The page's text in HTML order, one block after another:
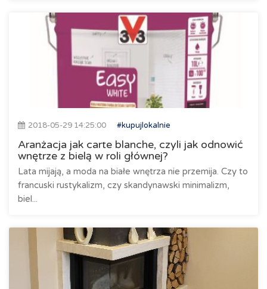
2018-05-29 14:25:00 #kupujlokalnie
Aranżacja jak carte blanche, czyli jak odnowić
wnętrze z bielą w roli głównej?
Lata mijają, a moda na białe wnętrza nie przemija. Czy to
francuski rustykalizm, czy skandynawski minimalizm,
biel...